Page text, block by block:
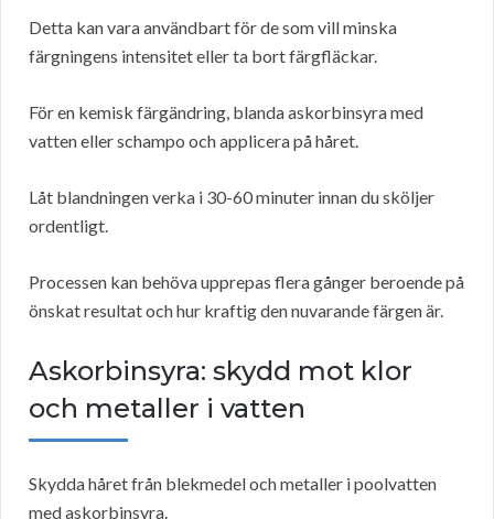
Detta kan vara användbart för de som vill minska
färgningens intensitet eller ta bort färgfläckar.
För en kemisk färgändring, blanda askorbinsyra med
vatten eller schampo och applicera på håret.
Låt blandningen verka i 30-60 minuter innan du sköljer
ordentligt.
Processen kan behöva upprepas flera gånger beroende på
önskat resultat och hur kraftig den nuvarande färgen är.
Askorbinsyra: skydd mot klor
och metaller i vatten
Skydda håret från blekmedel och metaller i poolvatten
med askorbinsyra.